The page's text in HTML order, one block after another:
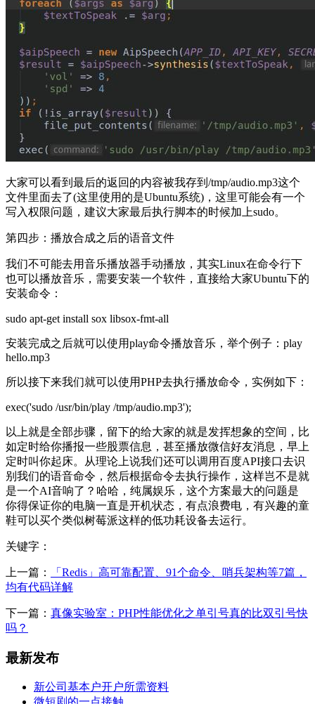
大家可以看到最后的返回的内容被我存到/tmp/audio.mp3这个
文件里面去了(这里使用的是Ubuntu系统)，这里可能会有一个
写入权限问题，建议大家最后执行脚本的时候加上sudo。
第四步：播放合成之后的语音文件
我们不可能去用音乐播放器手动播放，其实Linux在命令行下
也可以播放音乐，需要安装一个软件，直接给大家Ubuntu下的
安装命令：
sudo apt-get install sox libsox-fmt-all
安装完成之后就可以使用play命令播放音乐，举个例子：play
hello.mp3
所以接下来我们就可以使用PHP去执行播放命令，实例如下：
exec('sudo /usr/bin/play /tmp/audio.mp3');
以上就是全部步骤，留下的给大家的就是发挥想象的空间，比
如定时给你播报一些股票信息，甚至播放微信好友消息，早上
定时叫你起床。从理论上说我们还可以调用百度API接口去识
别我们的语音命令，然后根据命令去执行操作，这样岂不是就
是一个AI音响了？哈哈，纯属娱乐，这个方案最大的问题是
你得保证你的电脑一直是开机状态，有点浪费电，有兴趣的童
鞋可以买个类似树莓派这样的低功耗设备去运行。
关键字 ：
上一篇：
「Redis」高可靠配置、91个命令、哨兵架构等7篇，
均有代码详解
下一篇： 真像实验室：PHP性能优化之单引号真的比双引号快
吗？
最新发布
新公司基本户开户所需资料